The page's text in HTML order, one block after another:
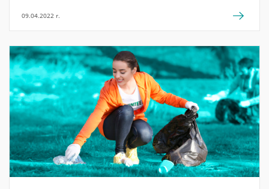
Sprawdź, jak prowadzić e-dokumentację w domu i
zachować w niej porządek!
09.04.2022 r.